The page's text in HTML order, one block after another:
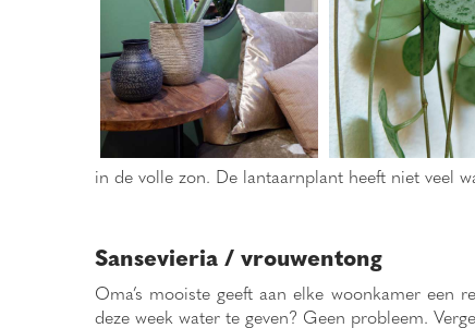
in de volle zon. De lantaarnplant heeft niet veel
Sansevieria / vrouwentong
Oma’s mooiste geeft aan elke woonkamer een
deze week water te geven? Geen probleem.